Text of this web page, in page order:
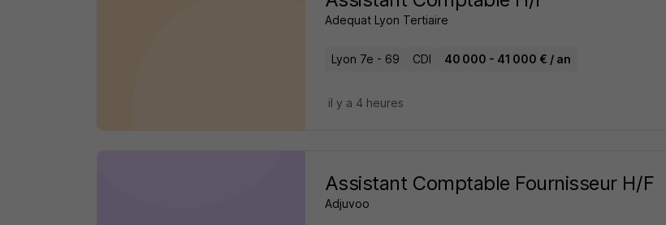
Adequat Lyon Tertiaire
Lyon 7e - 69 CDI 40 000 - 41 000 € / an
il y a 4 heures
Assistant Comptable Fournisseur H/F
Adjuvoo